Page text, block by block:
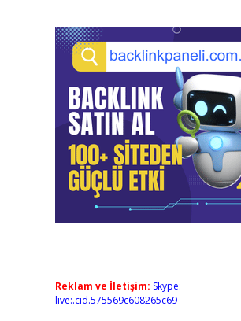
Reklam ve İletişim: Skype:
live:.cid.575569c608265c69